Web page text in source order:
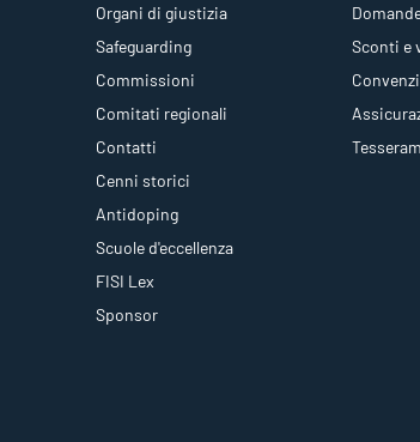
Organi di giustizia
Safeguarding
Commissioni
Comitati regionali
Contatti
Cenni storici
Antidoping
Scuole d'eccellenza
FISI Lex
Sponsor
Sconti e